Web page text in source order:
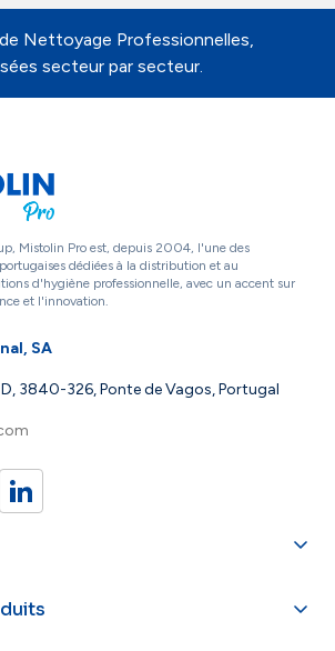
Nettoyage Professionnelles,
secteur par secteur.
Mistolin Pro est, depuis 2004, l'une des
dédiées à la distribution et au
d'hygiène professionnelle, avec un accent sur
et l'innovation.
SA
3840-326, Ponte de Vagos, Portugal